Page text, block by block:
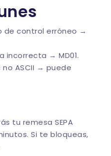
de control erróneo →
incorrecta → MD01.
ASCII → puede
tu remesa SEPA
Si te bloqueas,